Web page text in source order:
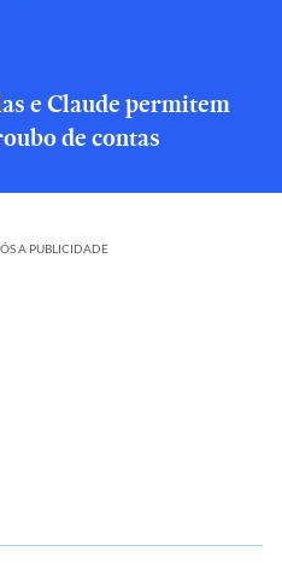
e Claude permitem
de contas
A PUBLICIDADE